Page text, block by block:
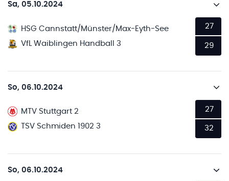
Sa, 05.10.2024
HSG Cannstatt/Münster/Max-Eyth-See
VfL Waiblingen Handball 3
27
29
So, 06.10.2024
MTV Stuttgart 2
TSV Schmiden 1902 3
27
32
So, 06.10.2024